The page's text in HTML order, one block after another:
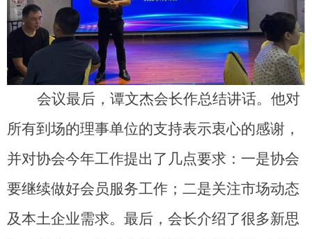
会议最后，谭文杰会长作总结讲话。他对
所有到场的理事单位的支持表示衷心的感谢，
并对协会今年工作提出了几点要求：一是协会
要继续做好会员服务工作；二是关注市场动态
及本土企业需求。最后，会长介绍了很多新思